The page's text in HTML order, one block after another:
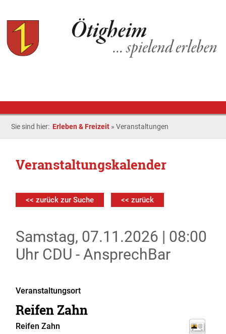
Sie sind hier: Erleben & Freizeit »Veranstaltungen
Veranstaltungskalender
<< zurück zur Suche << zurück
Samstag, 07.11.2026 | 08:00
Uhr CDU - AnsprechBar
Veranstaltungsort
Reifen Zahn
Reifen Zahn